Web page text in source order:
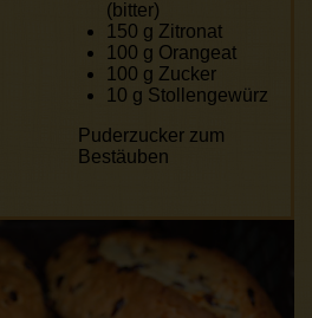
(bitter)
150 g Zitronat
100 g Orangeat
100 g Zucker
10 g Stollengewürz
Puderzucker zum
Bestäuben